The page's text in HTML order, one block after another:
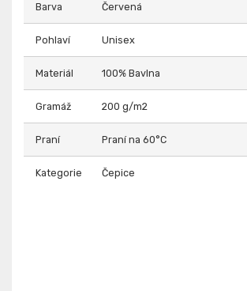
Barva Červená
Pohlaví Unisex
Materiál 100% Bavlna
Gramáž 200 g/m2
Praní Praní na 60°C
Kategorie Čepice